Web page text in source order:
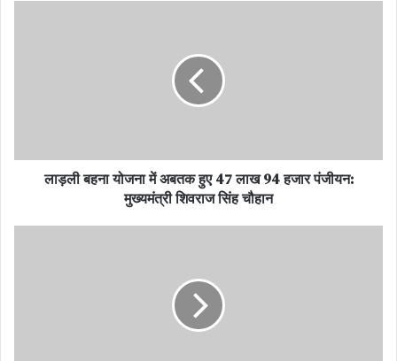
PM meets the King of Bhutan
लाड़ली बहना योजना में अबतक हुए 47 लाख 94 हजार पंजीयन:
मुख्यमंत्री शिवराज सिंह चौहान